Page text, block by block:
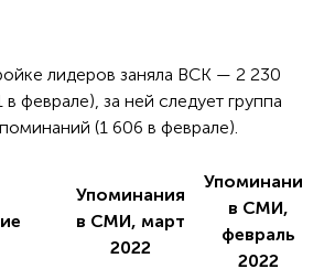
лидеров заняла ВСК — 2 230
феврале), за ней следует группа
(1 606 в феврале).
Упоминания
в СМИ, март
2022
Упоминания
в СМИ,
февраль
2022